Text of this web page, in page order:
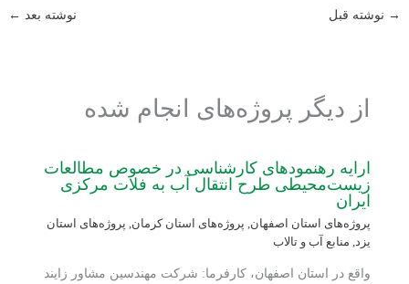
→ نوشته قبل نوشته بعد ←
از دیگر پروژه‌های انجام شده
ارایه رهنمودهای کارشناسی در خصوص مطالعات
زیست‌محیطی طرح انتقال آب به فلات مرکزی
ایران
پروژه‌های استان اصفهان, پروژه‌های استان کرمان, پروژه‌های استان
یزد, منابع آب و تالاب
واقع در استان اصفهان، کارفرما: شرکت مهندسین مشاور زایند